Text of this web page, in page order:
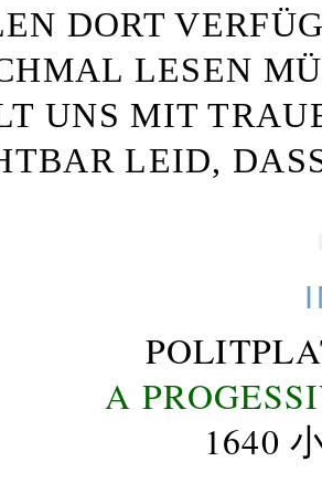
DORT
LESEN
UNS MIT
LEID,
A
1640